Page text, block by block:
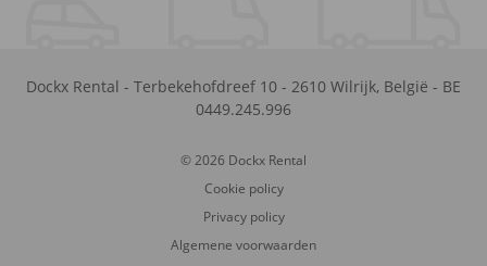
Dockx Rental - Terbekehofdreef 10 - 2610 Wilrijk, België - BE
0449.245.996
© 2026 Dockx Rental
Cookie policy
Privacy policy
Algemene voorwaarden